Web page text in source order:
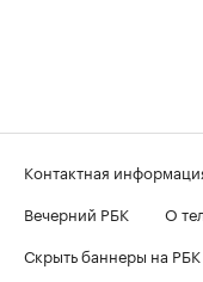
Контактная
Вечерний РБК
О
Скрыть баннеры на РБК